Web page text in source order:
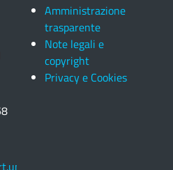
Amministrazione
trasparente
Note legali e
copyright
Privacy e Cookies